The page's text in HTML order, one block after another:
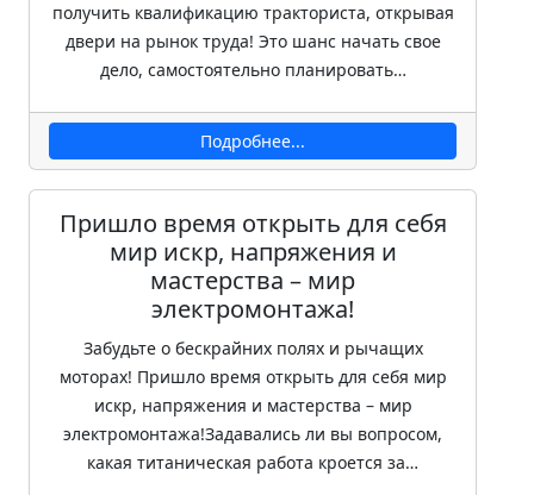
получить квалификацию тракториста, открывая
двери на рынок труда! Это шанс начать свое
дело, самостоятельно планировать…
Подробнее...
Пришло время открыть для себя
мир искр, напряжения и
мастерства – мир
электромонтажа!
Забудьте о бескрайних полях и рычащих
моторах! Пришло время открыть для себя мир
искр, напряжения и мастерства – мир
электромонтажа!Задавались ли вы вопросом,
какая титаническая работа кроется за…